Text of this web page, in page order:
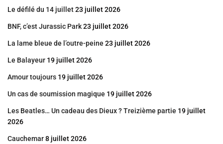
Le défilé du 14 juillet23 juillet 2026
BNF, c’est Jurassic Park23 juillet 2026
La lame bleue de l’outre-peine 23 juillet 2026
Le Balayeur 19 juillet 2026
Amour toujours 19 juillet 2026
Un cas de soumission magique 19 juillet 2026
Les Beatles… Un cadeau des Dieux ? Treizième partie 19 juillet
2026
Cauchemar8 juillet 2026